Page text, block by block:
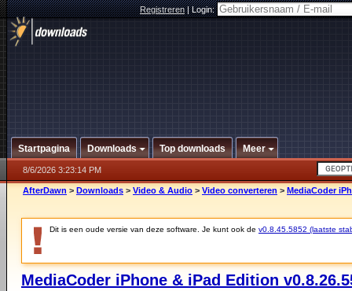
Registreren|Login:
Startpagina Downloads Top downloads Meer
8/6/2026 3:23:14 PM
AfterDawn > Downloads > Video & Audio > Video converteren > MediaCoder
Dit is een oude versie van deze software. Je kunt ook de v0.8.45.5852 (laatste
MediaCoder iPhone & iPad Edition